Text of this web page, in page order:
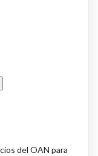
del OAN para